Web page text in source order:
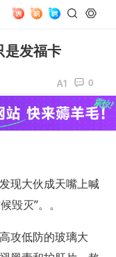
是发福卡
0
现大伙成天嘴上喊
毁灭”。。
攻低防的玻璃大